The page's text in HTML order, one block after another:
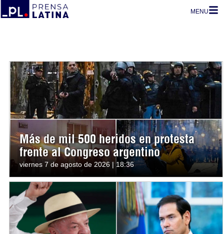
MENU
Más de mil 500 heridos en protesta
frente al Congreso argentino
viernes 7 de agosto de 2026 | 18:36